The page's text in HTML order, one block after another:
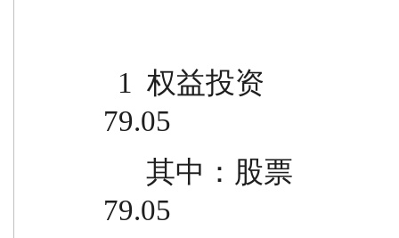
79.05
79.05